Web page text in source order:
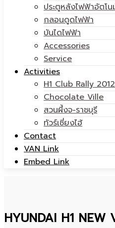
แวน
พาราไดซ์
แวน
ประตูหลังไฟฟ้าอัตโ
กลอนดูดไฟฟ้า
บันไดไฟฟ้า
Accessories
Service
Activities
H1 Club Rally 2012
Chocolate Ville
สวนผึ้งจ-ราชบุรี
ทัวร์เซี่ยงไฮ้
Contact
VAN Link
Embed Link
HYUNDAI H1 NEW